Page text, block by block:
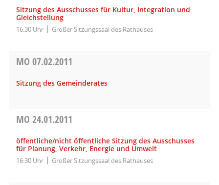
Sitzung des Ausschusses für Kultur, Integration und
Gleichstellung
16:30 Uhr Großer Sitzungssaal des Rathauses
MO 07.02.2011
Sitzung des Gemeinderates
MO 24.01.2011
öffentliche/nicht öffentliche Sitzung des Ausschusses
für Planung, Verkehr, Energie und Umwelt
16:30 Uhr Großer Sitzungssaal des Rathauses